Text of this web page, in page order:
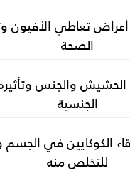
أبرز أعراض تعاطي
الصحة
الحشيش والجنس
الجنسية
للتخلص منه